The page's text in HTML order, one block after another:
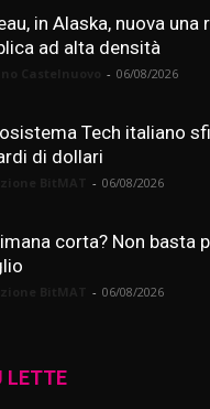
in Alaska, nuova una
ad alta densità
- 06/08/2026
Tech italiano
di dollari
- 06/08/2026
corta? Non basta
- 06/08/2026
LETTE